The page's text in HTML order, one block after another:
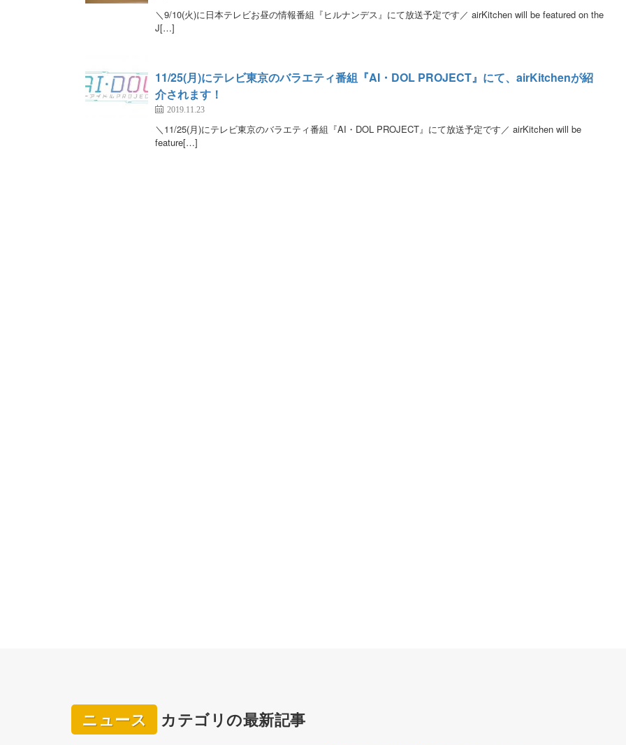
＼9/10(火)に日本テレビお昼の情報番組『ヒルナンデス』にて放送予定です／ airKitchen will be featured on the
J[…]
11/25(月)にテレビ東京のバラエティ番組『AI・DOL PROJECT』にて、airKitchenが紹
介されます！
2019.11.23
＼11/25(月)にテレビ東京のバラエティ番組『AI・DOL PROJECT』にて放送予定です／ airKitchen will be
feature[…]
ニュース カテゴリの最新記事